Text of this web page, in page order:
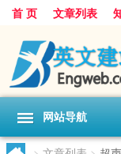
首 页 文章列表
网站导航